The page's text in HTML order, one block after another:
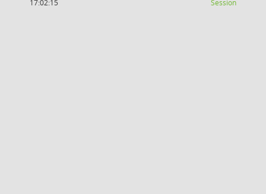
17:02:15
Session(Wird in